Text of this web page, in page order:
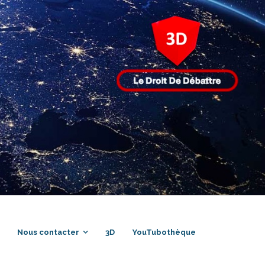
Nous contacter 3D YouTubothèque